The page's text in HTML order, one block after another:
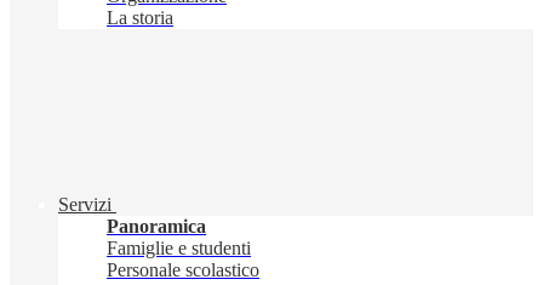
La storia
Servizi
Panoramica
Famiglie e studenti
Personale scolastico